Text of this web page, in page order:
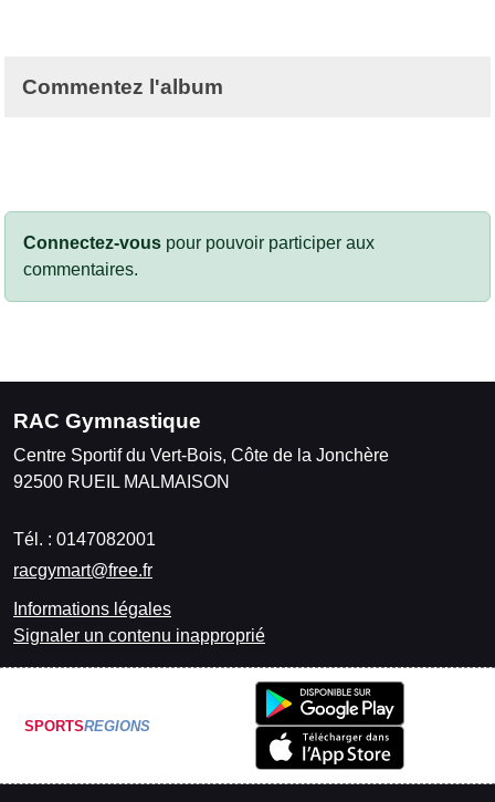
Commentez l'album
Connectez-vous pour pouvoir participer aux
commentaires.
RAC Gymnastique
Centre Sportif du Vert-Bois, Côte de la Jonchère
92500 RUEIL MALMAISON
Tél. : 0147082001
racgymart@free.fr
Informations légales
Signaler un contenu inapproprié
SPORTSREGIONS